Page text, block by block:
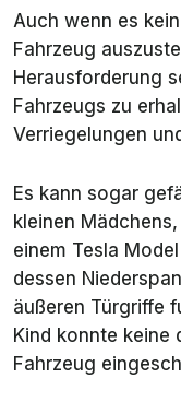
Auch wenn es
Fahrzeug
Herausforderung
Fahrzeugs zu
Verriegelungen
Es kann sogar
kleinen
einem Tesla
dessen
äußeren Türgriffe
Kind konnte keine
Fahrzeug